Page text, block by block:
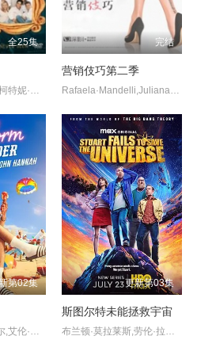
全25集
詹妮弗·安妮斯顿,柯特妮·考克斯,丽莎·库卓,马特·勒布朗,马修·派瑞,大卫·休默
完结
营销伎巧第二季
Rafaela·Mandelli,Juliana·Schalch,Michelle·Batista,João·Gabriel·Vasconcellos,Gabriel·Godoy,Guilherme·Weber,Kauê·Telloli
第02集 更新第03集
斯图尔特未能拯救宇宙